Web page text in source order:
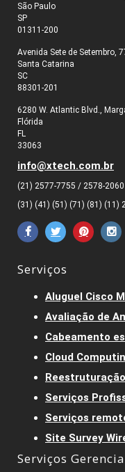
São Paulo
SP
01311-200
Avenida Sete de Setembro,
Santa Catarina
SC
88301-201
6280 W. Atlantic Blvd.,
Flórida
FL
33063
info@xtech.com.br
(21) 2577-7755 / 2578-2060
(31) (41) (51) (71) (81) (11)
Serviços
Aluguel Cisco
Avaliação de
Cabeamento
Cloud
Serviços
Serviços
Site Survey
Serviços